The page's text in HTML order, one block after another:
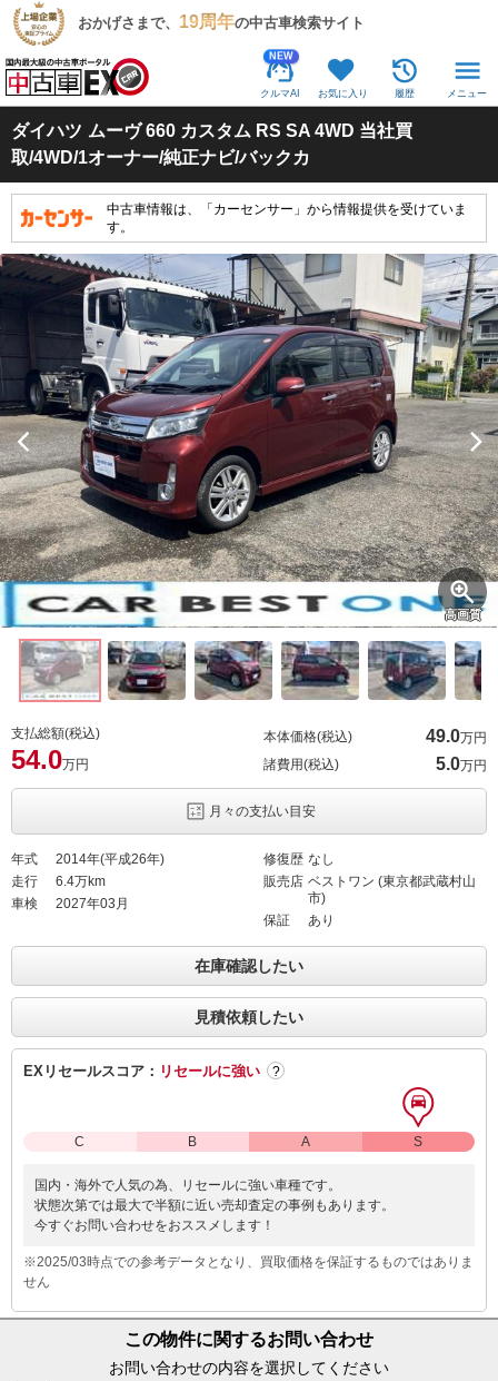
おかげさまで、 19周年の中古車検索サイト
NEW
クルマAI お気に入り 履歴 メニュー
ダイハツ ムーヴ 660 カスタム RS SA 4WD 当社買
取/4WD/1オーナー/純正ナビ/バックカ
中古車情報は、「カーセンサー」から情報提供を受けていま
す。
高画質
支払総額(税込)
54.0万円
本体価格(税込) 49.0万円
諸費用(税込)
5.0万円
月々の支払い目安
年式
2014年(平成26年)
走行
6.4万km
車検
2027年03月
修復歴 なし
販売店 ベストワン (東京都武蔵村山
市)
保証
あり
在庫確認したい
見積依頼したい
EXリセールスコア： リセールに強い ?
C B A S
国内・海外で人気の為、リセールに強い車種です。
状態次第では最大で半額に近い売却査定の事例もあります。
今すぐお問い合わせをおススメします！
※2025/03時点での参考データとなり、買取価格を保証するものではありま
せん
この物件に関するお問い合わせ
お問い合わせの内容を選択してください